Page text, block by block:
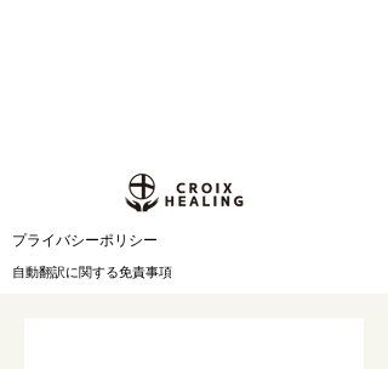
​プライバシーポリシー
自動翻訳に関する免責事項